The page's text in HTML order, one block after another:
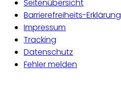
Seitenübersicht
Barrierefreiheits-Erklärung
Impressum
Tracking
Datenschutz
Fehler melden